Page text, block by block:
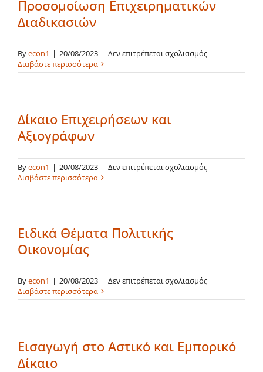
Προσομοίωση Επιχειρηματικών
Διαδικασιών
Byecon1 | 20/08/2023 | Δεν επιτρέπεται σχολιασμόςστο
Διαβάστε περισσότερα
Δίκαιο Επιχειρήσεων και
Αξιογράφων
Byecon1 | 20/08/2023 | Δεν επιτρέπεται σχολιασμόςστο
Επιχειρήσεων
Διαβάστε περισσότερα
Ειδικά Θέματα Πολιτικής
Οικονομίας
Byecon1 | 20/08/2023 | Δεν επιτρέπεται σχολιασμόςστο
Θέματα
Διαβάστε περισσότερα
Εισαγωγή στο Αστικό και Εμπορικό
Δίκαιο